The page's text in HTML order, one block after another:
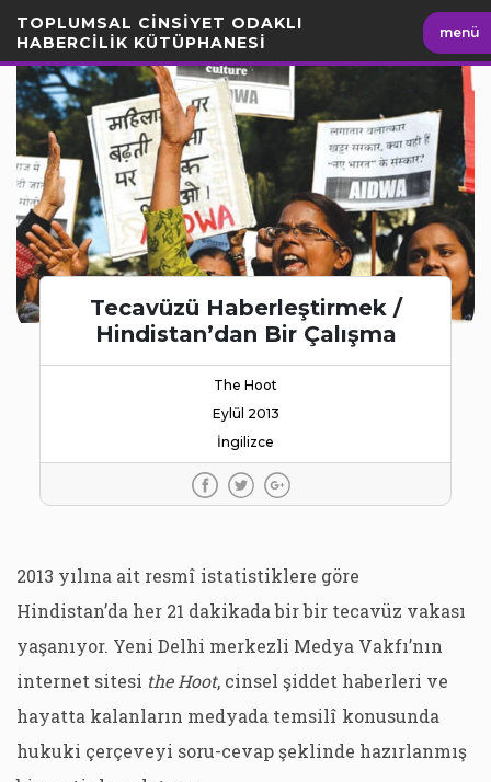
Geç
TOPLUMSAL CİNSİYET ODAKLI
HABERCİLİK KÜTÜPHANESİ
menü
Tecavüzü Haberleştirmek /
Hindistan’dan Bir Çalışma
The Hoot
Eylül 2013
İngilizce
2013 yılına ait resmî istatistiklere göre
Hindistan’da her 21 dakikada bir bir tecavüz vakası
yaşanıyor. Yeni Delhi merkezli Medya Vakfı’nın
internet sitesi the Hoot, cinsel şiddet haberleri ve
hayatta kalanların medyada temsilî konusunda
hukuki çerçeveyi soru-cevap şeklinde hazırlanmış